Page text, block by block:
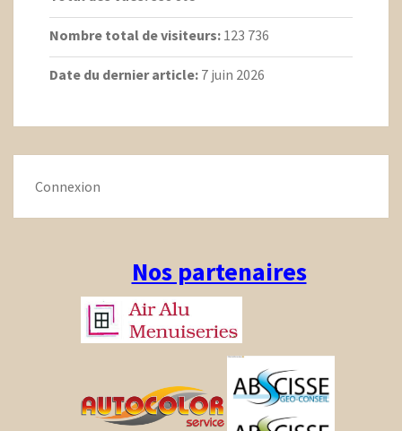
Nombre total de visiteurs: 123 736
Date du dernier article: 7 juin 2026
Connexion
Nos partenaires